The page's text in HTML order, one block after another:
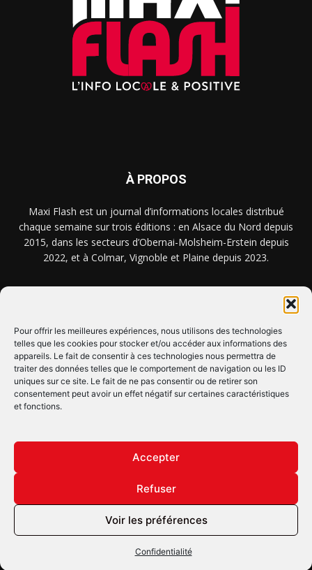
Pour offrir les meilleures expériences, nous utilisons des technologies
telles que les cookies pour stocker et/ou accéder aux informations des
appareils. Le fait de consentir à ces technologies nous permettra de
traiter des données telles que le comportement de navigation ou les ID
uniques sur ce site. Le fait de ne pas consentir ou de retirer son
consentement peut avoir un effet négatif sur certaines caractéristiques
et fonctions.
Accepter
Refuser
Voir les préférences
Confidentialité
À PROPOS
Maxi Flash est un journal d’informations locales distribué
chaque semaine sur trois éditions : en Alsace du Nord depuis
2015, dans les secteurs d’Obernai-Molsheim-Erstein depuis
2022, et à Colmar, Vignoble et Plaine depuis 2023.
CLIQUEZ ICI !
SUIVEZ-NOUS !
© Copyright © 2022 Maxi Flash
Confidentialité Annonceurs